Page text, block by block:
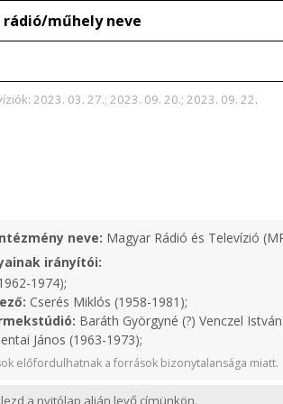
műhely neve
2023. 03. 27.; 2023. 09. 20.; 2023. 09. 22.
neve: Magyar Rádió és Televízió
irányítói:
1974);
Cserés Miklós (1958-1981);
Baráth Györgyné (?) Venczel
János (1963-1973);
előfordulhatnak a források bizonytalansága miatt.
a nyitólap alján levő címünkön.